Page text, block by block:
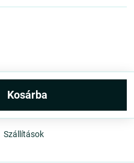
kosárba
Szállítások